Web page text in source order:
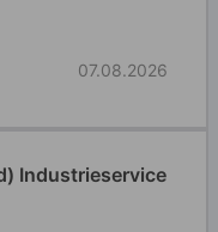
07.08.2026
Industrieservice